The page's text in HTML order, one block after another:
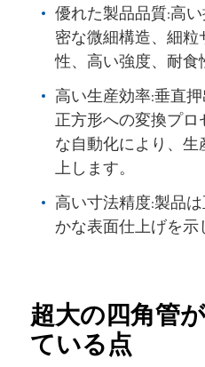
優れた製品品質:高い
密な微細構造、細
性、高い強度、耐食
高い生産効率:垂直
正方形への変換プ
な自動化により、
上します。
高い寸法精度:製品
かな表面仕上げを示
超大の四角管
ている点